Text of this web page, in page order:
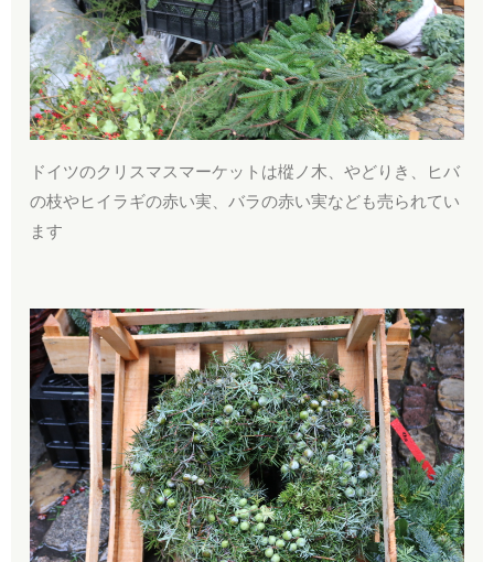
ドイツのクリスマスマーケットは樅ノ木、やどりき、ヒバ
の枝やヒイラギの赤い実、バラの赤い実なども売られてい
ます